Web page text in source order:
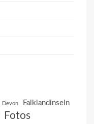
Devon Falklandinseln
Fotos